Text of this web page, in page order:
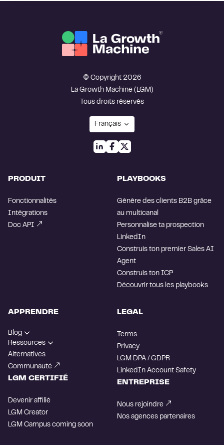
© Copyright 2026
La Growth Machine (LGM)
Tous droits réservés
PRODUIT
Fonctionnalités
Intégrations
Doc API
PLAYBOOKS
Génère des clients B2B grâce
au multicanal
Personnalise ta prospection
LinkedIn
Construis ton premier Sales AI
Agent
Construis ton ICP
Découvrir tous les playbooks
APPRENDRE
Blog
Ressources
Alternatives
Communauté
LGM CERTIFIÉ
Devenir affilié
LGM Creator
LGM Campus coming soon
LEGAL
Terms
Privacy
LGM DPA / GDPR
LinkedIn Account Safety
ENTREPRISE
Nous rejoindre
Nos agences partenaires